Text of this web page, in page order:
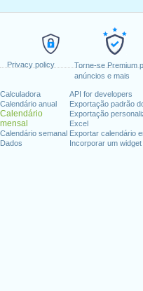
Privacy policy
Torne-se Premium
anúncios e mais
Calculadora
Calendário anual
Calendário
mensal
Calendário semanal
Dados
API for developers
Exportação padrão
Exportação
Excel
Exportar calendário
Incorporar um widget